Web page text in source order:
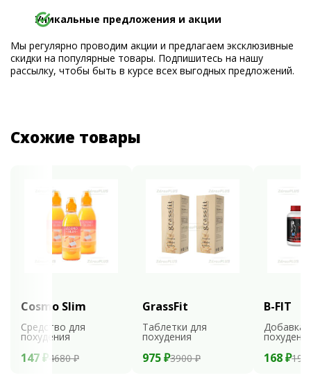
Уникальные предложения и акции
Мы регулярно проводим акции и предлагаем эксклюзивные
скидки на популярные товары. Подпишитесь на нашу
рассылку, чтобы быть в курсе всех выгодных предложений.
Схожие товары
Cosmo Slim
Средство для
похудения
147 ₽ 4680 ₽
GrassFit
Таблетки для
похудения
975 ₽3900 ₽
B-FIT
Добавка
168 ₽